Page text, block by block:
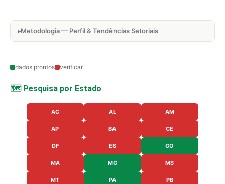
Metodologia — Perfil & Tendências Setoriais
dados prontos verificar
🗺️ Pesquisa por Estado
AC AL AM
AP BA CE
DF ES GO
MA MG MS
MT PA PB